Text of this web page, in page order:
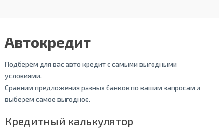
Автокредит
Подберём для вас авто кредит с самыми выгодными
условиями.
Сравним предложения разных банков по вашим запросам и
выберем самое выгодное.
Кредитный калькулятор